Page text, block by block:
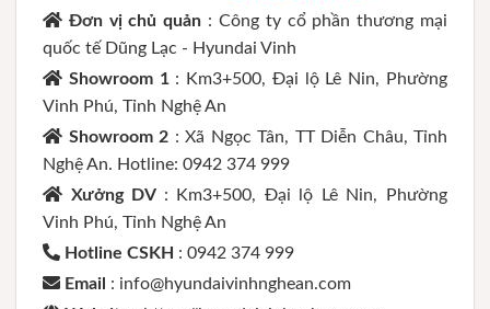
Đơn vị chủ quản : Công ty cổ phần thương mại
quốc tế Dũng Lạc - Hyundai Vinh
Showroom 1 : Km3+500, Đại lộ Lê Nin, Phường
Vinh Phú, Tỉnh Nghệ An
Showroom 2 : Xã Ngọc Tân, TT Diễn Châu, Tỉnh
Nghệ An. Hotline: 0942 374 999
Xưởng DV : Km3+500, Đại lộ Lê Nin, Phường
Vinh Phú, Tỉnh Nghệ An
Hotline CSKH : 0942 374 999
Email : info@hyundaivinhnghean.com